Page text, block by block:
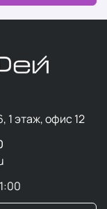
1 этаж, офис 12